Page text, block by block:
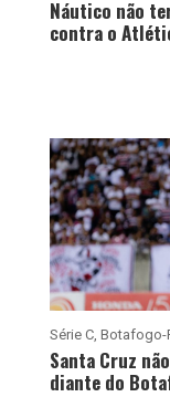
Náutico não
contra o
Série C, Botafogo-
Santa Cruz
diante do